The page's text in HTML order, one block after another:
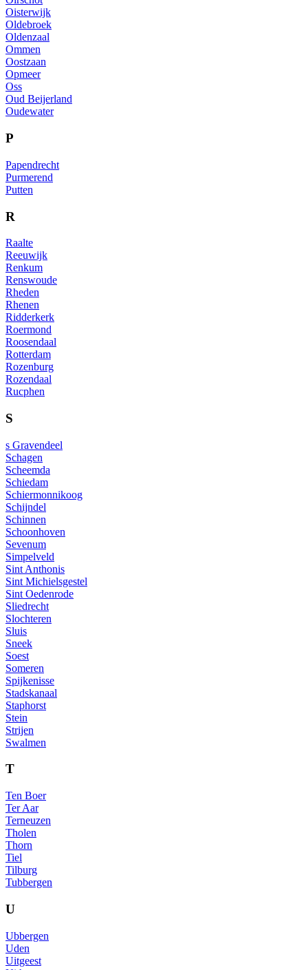
Oisterwijk
Oldebroek
Oldenzaal
Ommen
Oostzaan
Opmeer
Oss
Oud Beijerland
Oudewater
P
Papendrecht
Purmerend
Putten
R
Raalte
Reeuwijk
Renkum
Renswoude
Rheden
Rhenen
Ridderkerk
Roermond
Roosendaal
Rotterdam
Rozenburg
Rozendaal
Rucphen
S
s Gravendeel
Schagen
Scheemda
Schiedam
Schiermonnikoog
Schijndel
Schinnen
Schoonhoven
Sevenum
Simpelveld
Sint Anthonis
Sint Michielsgestel
Sint Oedenrode
Sliedrecht
Slochteren
Sluis
Sneek
Soest
Someren
Spijkenisse
Stadskanaal
Staphorst
Stein
Strijen
Swalmen
T
Ten Boer
Ter Aar
Terneuzen
Tholen
Thorn
Tiel
Tilburg
Tubbergen
U
Ubbergen
Uden
Uitgeest